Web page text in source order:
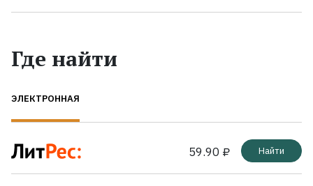
Где найти
ЭЛЕКТРОННАЯ
59.90 ₽ Найти